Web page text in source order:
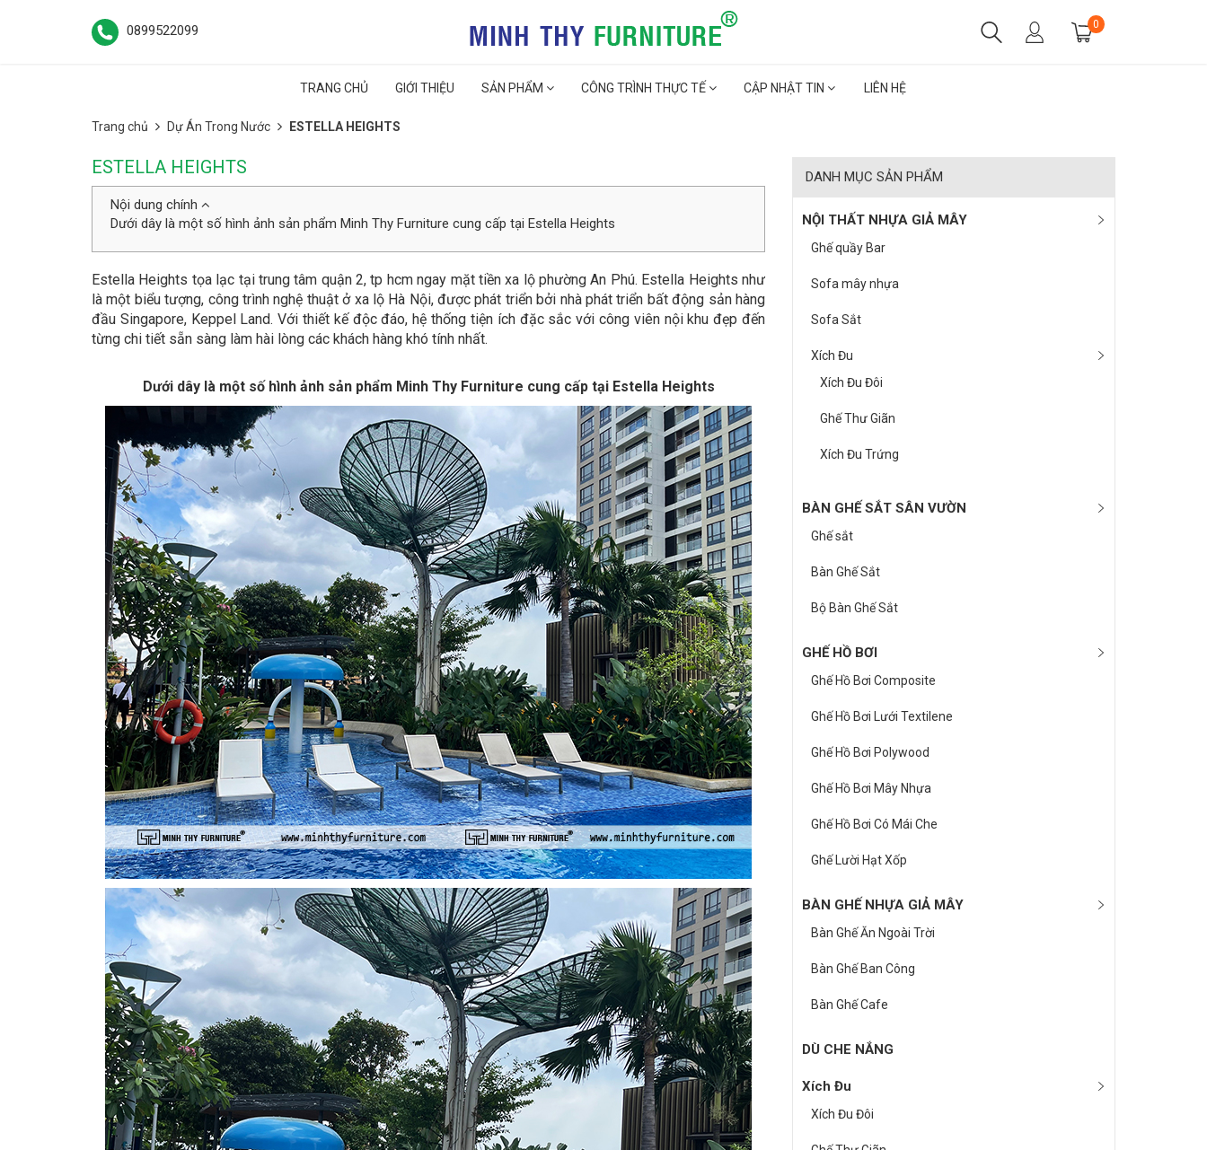
0899522099 0
TRANG CHỦ GIỚI THIỆU SẢN PHẨM CÔNG TRÌNH THỰC TẾ CẬP NHẬT TIN LIÊN HỆ
Trang chủ Dự Án Trong Nước ESTELLA HEIGHTS
ESTELLA HEIGHTS
Nội dung chính
Dưới dây là một số hình ảnh sản phẩm Minh Thy Furniture cung cấp tại Estella Heights
Estella Heights tọa lạc tại trung tâm quận 2, tp hcm ngay mặt tiền xa lộ phường An Phú. Estella Heights như
là một biểu tượng, công trình nghệ thuật ở xa lộ Hà Nội, được phát triển bởi nhà phát triển bất động sản hàng
đầu Singapore, Keppel Land. Với thiết kế độc đáo, hệ thống tiện ích đặc sắc với công viên nội khu đẹp đến
từng chi tiết sẵn sàng làm hài lòng các khách hàng khó tính nhất.
Dưới dây là một số hình ảnh sản phẩm Minh Thy Furniture cung cấp tại Estella Heights
DANH MỤC SẢN PHẨM
NỘI THẤT NHỰA GIẢ MÂY
Ghế quầy Bar
Sofa mây nhựa
Sofa Sắt
Xích Đu
Xích Đu Đôi
Ghế Thư Giãn
Xích Đu Trứng
BÀN GHẾ SẮT SÂN VƯỜN
Ghế sắt
Bàn Ghế Sắt
Bộ Bàn Ghế Sắt
GHẾ HỒ BƠI
Ghế Hồ Bơi Composite
Ghế Hồ Bơi Lưới Textilene
Ghế Hồ Bơi Polywood
Ghế Hồ Bơi Mây Nhựa
Ghế Hồ Bơi Có Mái Che
Ghế Lười Hạt Xốp
BÀN GHẾ NHỰA GIẢ MÂY
Bàn Ghế Ăn Ngoài Trời
Bàn Ghế Ban Công
Bàn Ghế Cafe
DÙ CHE NẮNG
Xích Đu
Xích Đu Đôi